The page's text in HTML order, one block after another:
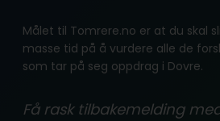
Målet til Tomrere.no er at du skal
masse tid på å vurdere alle de
som tar på seg oppdrag i Dovre.
Få rask tilbakemelding